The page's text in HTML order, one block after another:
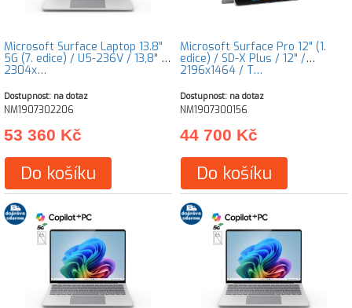
Microsoft Surface Laptop 13.8"
5G (7. edice) / U5-236V / 13,8" /
2304x…
Dostupnost: na dotaz
NM1907302206
53 360 Kč
Do košíku
Microsoft Surface Pro 12" (1.
edice) / SD-X Plus / 12" /
2196x1464 / T…
Dostupnost: na dotaz
NM1907300156
44 700 Kč
Do košíku